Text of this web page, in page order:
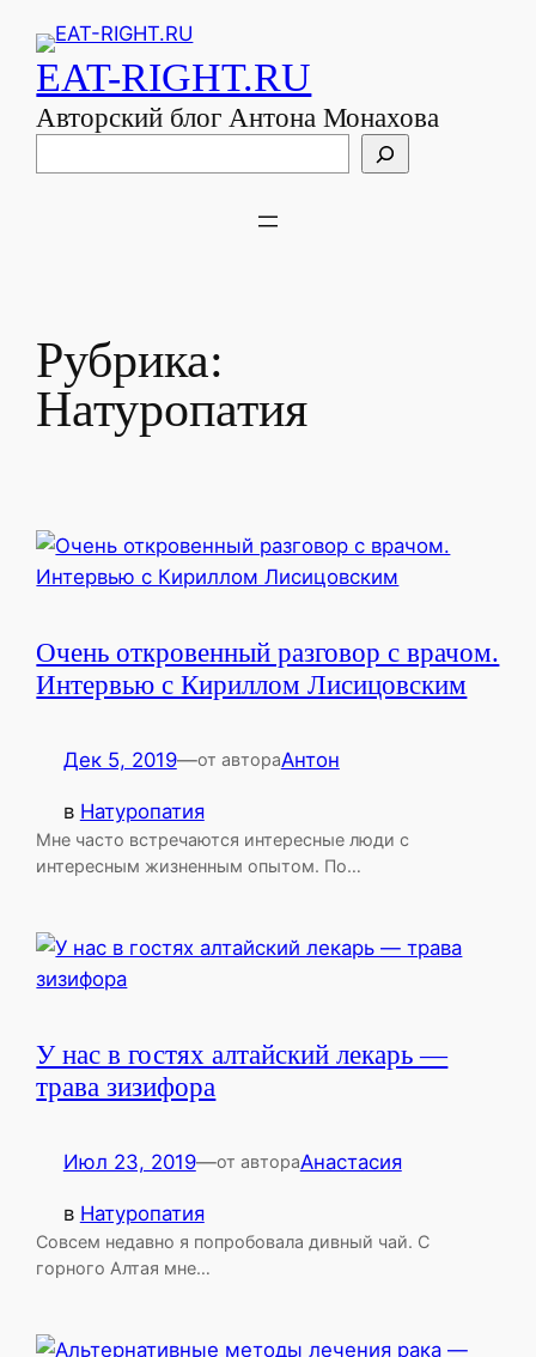
EAT-RIGHT.RU
Авторский блог Антона Монахова
Рубрика:
Натуропатия
Очень откровенный разговор с врачом.
Интервью с Кириллом Лисицовским
Дек 5, 2019—от автораАнтон
в Натуропатия
Мне часто встречаются интересные люди с
интересным жизненным опытом. По…
У нас в гостях алтайский лекарь —
трава зизифора
Июл 23, 2019—от автораАнастасия
в Натуропатия
Совсем недавно я попробовала дивный чай. С
горного Алтая мне…